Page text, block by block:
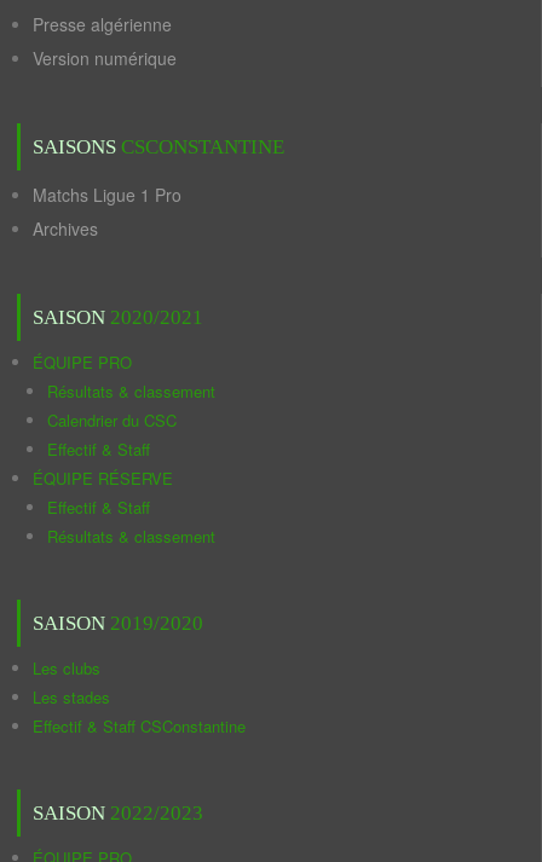
Presse algérienne
Version numérique
SAISONS CSCONSTANTINE
Matchs Ligue 1 Pro
Archives
SAISON 2020/2021
ÉQUIPE PRO
Résultats & classement
Calendrier du CSC
Effectif & Staff
ÉQUIPE RÉSERVE
Effectif & Staff
Résultats & classement
SAISON 2019/2020
Les clubs
Les stades
Effectif & Staff CSConstantine
SAISON 2022/2023